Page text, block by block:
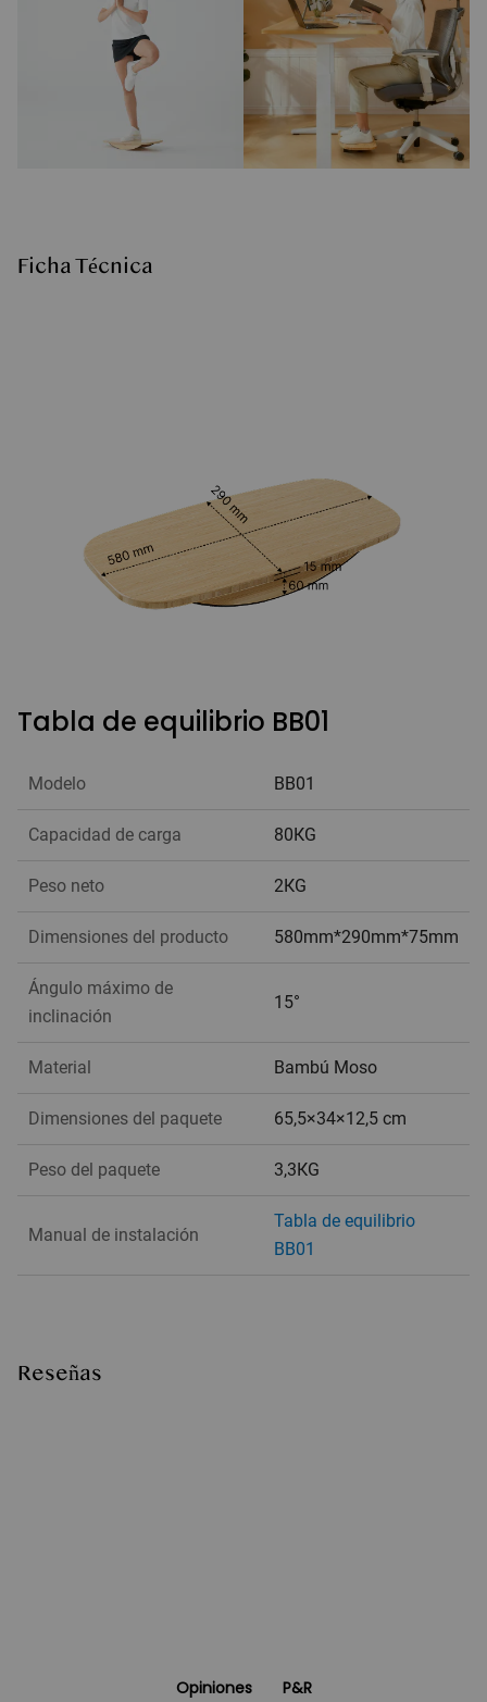
Ficha Técnica
Tabla de equilibrio BB01
Modelo BB01
Capacidad de carga 80KG
Peso neto 2KG
Dimensiones del producto 580mm*290mm*75mm
Ángulo máximo de
inclinación
15°
Material Bambú Moso
Dimensiones del paquete 65,5×34×12,5 cm
Peso del paquete 3,3KG
Manual de instalación
Tabla de equilibrio
BB01
Reseñas
Opiniones P&R